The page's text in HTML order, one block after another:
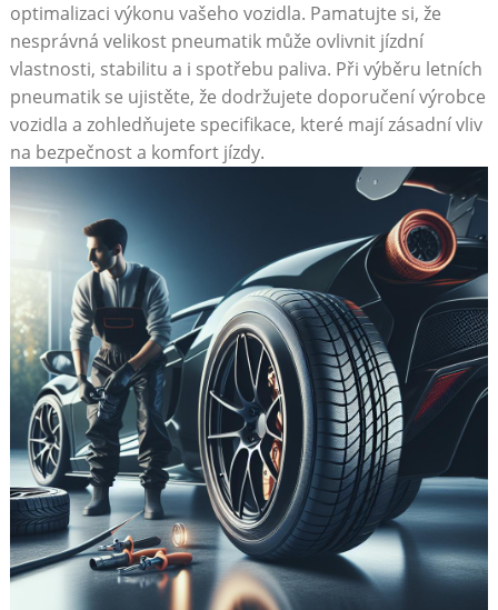
optimalizaci výkonu vašeho vozidla. Pamatujte si, že
nesprávná velikost pneumatik​ může ovlivnit jízdní
vlastnosti, stabilitu a i spotřebu paliva. Při výběru letních
pneumatik se ujistěte, že dodržujete doporučení výrobce
vozidla a zohledňujete specifikace, které mají zásadní vliv
na ‍bezpečnost​ a komfort jízdy.